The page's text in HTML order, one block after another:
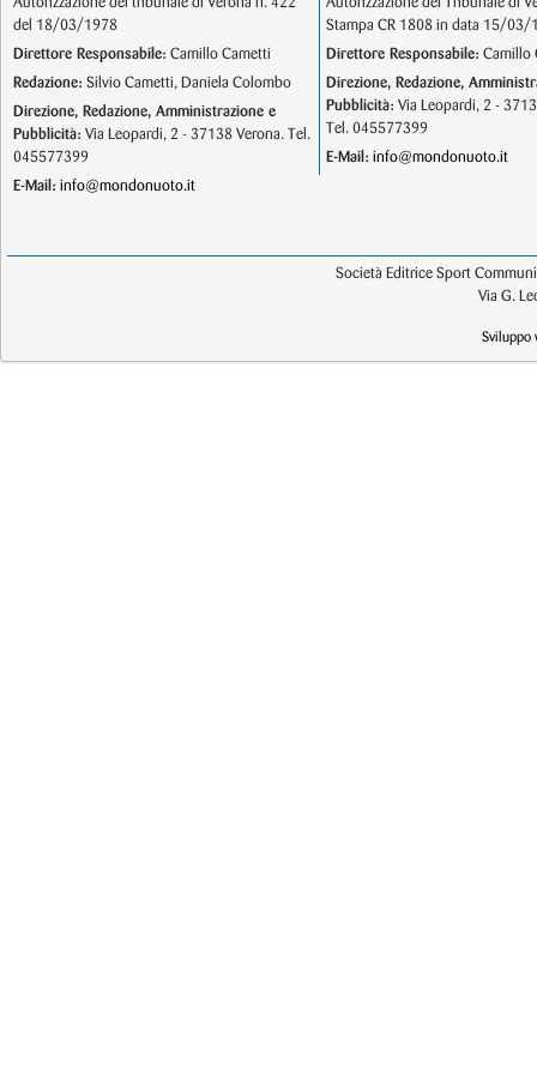
del 18/03/1978
Direttore Responsabile: Camillo Cametti
Redazione: Silvio Cametti, Daniela Colombo
Direzione, Redazione, Amministrazione e
Pubblicità: Via Leopardi, 2 - 37138 Verona. Tel.
045577399
E-Mail: info@mondonuoto.it
Stampa CR 1808 in data 15/03/
Direttore Responsabile: Camillo
Direzione, Redazione,
Pubblicità: Via Leopardi, 2 -
Tel. 045577399
E-Mail: info@mondonuoto.it
Società Editrice Sport
Via G.
Sviluppo